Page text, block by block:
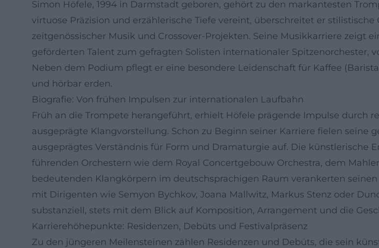
Simon Höfele, 1994 in Darmstadt geboren, gehört zu den markantesten
virtuose Präzision und erzählerische Tiefe vereint, überschreitet er
zeitgenössischer Musik und Crossover-Projekten. Seine Musikkarriere zeigt
geförderten Talent zum gefragten Solisten internationaler Spitzenorchester,
Neben dem Podium pflegt er eine besondere Leidenschaft für Kaffee
und hörbar erden.
Biografie: Von frühen Impulsen zur internationalen Laufbahn
Früh an die Trompete herangeführt, erhielt Höfele prägende Impulse durch
ausgeprägte Klangvorstellung. Schon zu Beginn seiner Karriere fielen
ausgeprägtes Verständnis für Form und Dramaturgie auf. Die künstlerische
führenden Orchestern wie dem Royal Concertgebouw Orchestra, dem
bedeutenden Klangkörpern im deutschsprachigen Raum verankerten
mit Dirigenten wie Semyon Bychkov, Joana Mallwitz, Markus Stenz oder
substanziell, stets mit dem Blick auf Komposition, Arrangement und die
Karrierehöhepunkte: Residenzen, Debüts und Festivalpräsenz
Zu den jüngeren Meilensteinen zählen Residenzen und Debüts, die sein